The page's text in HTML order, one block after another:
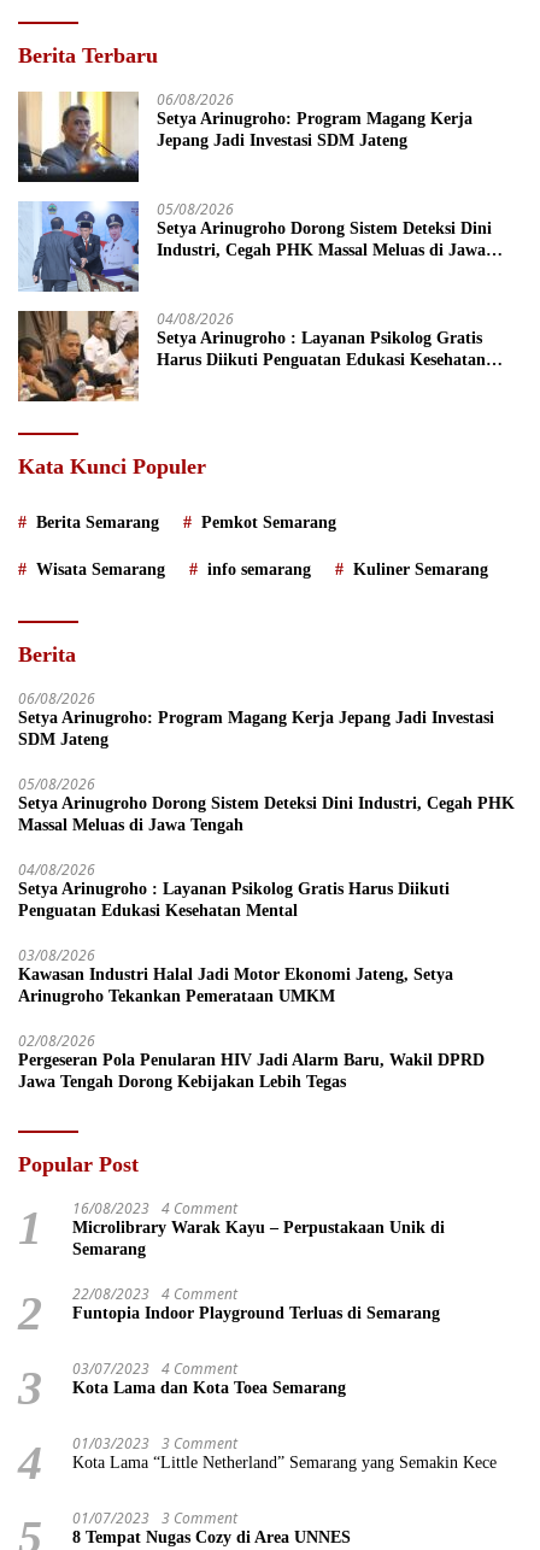
Berita Terbaru
06/08/2026
Setya Arinugroho: Program Magang Kerja
Jepang Jadi Investasi SDM Jateng
05/08/2026
Setya Arinugroho Dorong Sistem Deteksi Dini
Industri, Cegah PHK Massal Meluas di Jawa
04/08/2026
Setya Arinugroho : Layanan Psikolog Gratis
Harus Diikuti Penguatan Edukasi Kesehatan
Kata Kunci Populer
Berita Semarang Pemkot Semarang
Wisata Semarang info semarang Kuliner Semarang
Berita
06/08/2026
Setya Arinugroho: Program Magang Kerja Jepang Jadi Investasi
SDM Jateng
05/08/2026
Setya Arinugroho Dorong Sistem Deteksi Dini Industri, Cegah PHK
Massal Meluas di Jawa Tengah
04/08/2026
Setya Arinugroho : Layanan Psikolog Gratis Harus Diikuti
Penguatan Edukasi Kesehatan Mental
03/08/2026
Kawasan Industri Halal Jadi Motor Ekonomi Jateng, Setya
Arinugroho Tekankan Pemerataan UMKM
02/08/2026
Pergeseran Pola Penularan HIV Jadi Alarm Baru, Wakil DPRD
Jawa Tengah Dorong Kebijakan Lebih Tegas
Popular Post
1 16/08/2023 4 Comment
Microlibrary Warak Kayu – Perpustakaan Unik di
Semarang
2 22/08/2023 4 Comment
Funtopia Indoor Playground Terluas di Semarang
3 03/07/2023 4 Comment
Kota Lama dan Kota Toea Semarang
4 01/03/2023 3 Comment
Kota Lama “Little Netherland” Semarang yang Semakin Kece
5 01/07/2023 3 Comment
8 Tempat Nugas Cozy di Area UNNES